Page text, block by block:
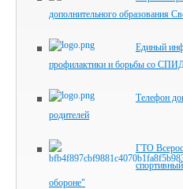
дополнительного образования
Единый
профилактики и борьбы со
Телефон
родителей
ГТО
обороне"